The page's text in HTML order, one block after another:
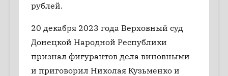
рублей.
20 декабря 2023 года Верховный суд
Донецкой Народной Республики
признал фигурантов дела виновными
и приговорил Николая Кузьменко и